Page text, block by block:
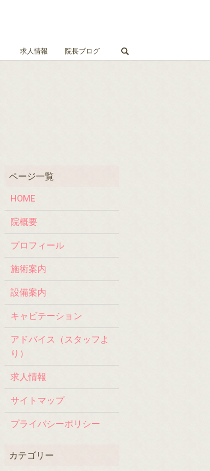
求人情報 院長ブログ
HOME
院概要
プロフィール
施術案内
設備案内
キャビテーション
アドバイス（スタッフよ
り）
求人情報
サイトマップ
プライバシーポリシー